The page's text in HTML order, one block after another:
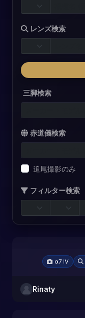
レンズ検索
三脚検索
赤道儀検索
追尾撮影のみ
フィルター検索
α7 IV
Rinaty